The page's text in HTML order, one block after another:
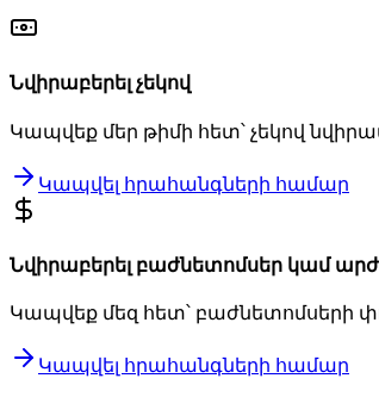
Նվի­րա­բե­րել չե­կով
Կապ­վեք մեր թի­մի հետ՝ չե­կով
Կապ­վել հրա­հանգ­նե­րի հա­մար
Նվի­րա­բե­րել բաժ­նե­տոմ­սեր կամ
Կապ­վեք մեզ հետ՝ բաժ­նե­տոմ­սե­րի
Կապ­վել հրա­հանգ­նե­րի հա­մար